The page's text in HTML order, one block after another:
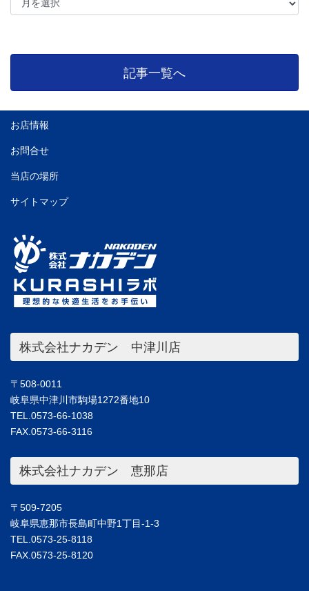
記事一覧へ
お店情報
お問合せ
当店の場所
サイトマップ
株式会社ナカデン 中津川店
〒508-0011
岐阜県中津川市駒場1272番地10
TEL.0573-66-1038
FAX.0573-66-3116
株式会社ナカデン 恵那店
〒509-7205
岐阜県恵那市長島町中野1丁目-1-3
TEL.0573-25-8118
FAX.0573-25-8120